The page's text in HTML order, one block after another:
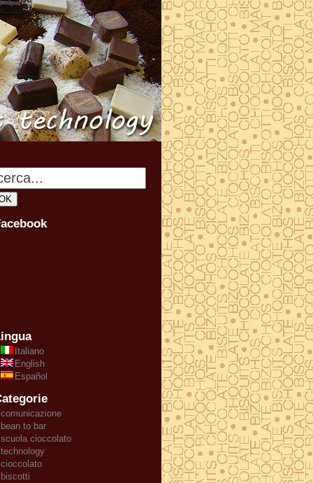
Italiano
English
Español
comunicazione
bean to bar
scuola cioccolato
technology
cioccolato
biscotti